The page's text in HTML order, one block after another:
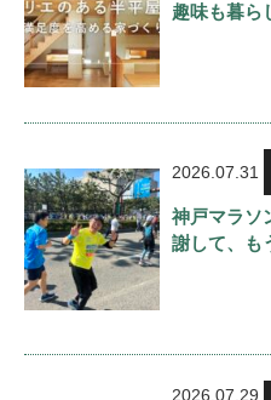
趣味も暮ら
2026.07.31
神戸マラソ
謝して、も
2026.07.29